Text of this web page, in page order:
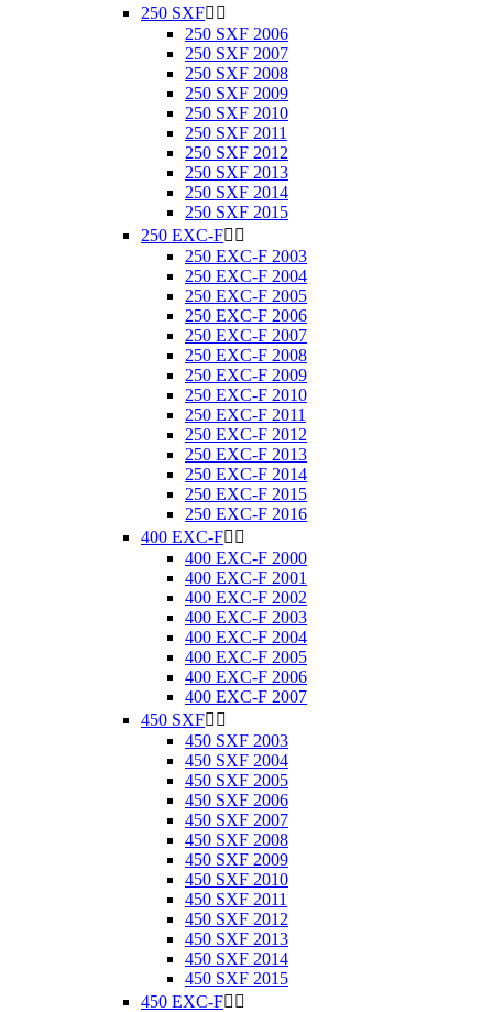
250 SXF 
250 SXF 2006
250 SXF 2007
250 SXF 2008
250 SXF 2009
250 SXF 2010
250 SXF 2011
250 SXF 2012
250 SXF 2013
250 SXF 2014
250 SXF 2015
250 EXC-F 
250 EXC-F 2003
250 EXC-F 2004
250 EXC-F 2005
250 EXC-F 2006
250 EXC-F 2007
250 EXC-F 2008
250 EXC-F 2009
250 EXC-F 2010
250 EXC-F 2011
250 EXC-F 2012
250 EXC-F 2013
250 EXC-F 2014
250 EXC-F 2015
250 EXC-F 2016
400 EXC-F 
400 EXC-F 2000
400 EXC-F 2001
400 EXC-F 2002
400 EXC-F 2003
400 EXC-F 2004
400 EXC-F 2005
400 EXC-F 2006
400 EXC-F 2007
450 SXF 
450 SXF 2003
450 SXF 2004
450 SXF 2005
450 SXF 2006
450 SXF 2007
450 SXF 2008
450 SXF 2009
450 SXF 2010
450 SXF 2011
450 SXF 2012
450 SXF 2013
450 SXF 2014
450 SXF 2015
450 EXC-F 